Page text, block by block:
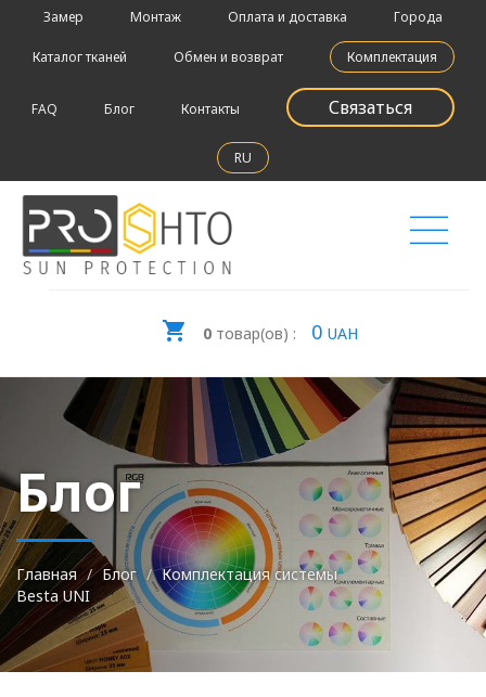
Замер Монтаж Оплата и доставка Города
Каталог тканей Обмен и возврат Комплектация
FAQ Блог Контакты Связаться
RU
0товар(ов) : 0 UAH
Блог
Главная Блог
Комплектация системы
Besta UNI